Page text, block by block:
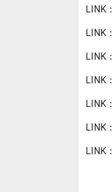
LINK：
LINK：
LINK：
LINK：
LINK：
LINK：
LINK：